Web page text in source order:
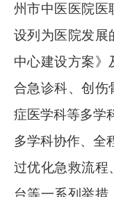
州市中医医院医
设列为医院发展
中心建设方案》
合急诊科、创伤
症医学科等多学
多学科协作、全
过优化急救流程
台等一系列举措